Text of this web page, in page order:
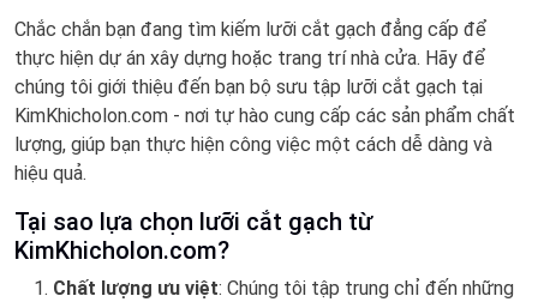
Chắc chắn bạn đang tìm kiếm lưỡi cắt gạch đẳng cấp để
thực hiện dự án xây dựng hoặc trang trí nhà cửa. Hãy để
chúng tôi giới thiệu đến bạn bộ sưu tập lưỡi cắt gạch tại
KimKhicholon.com - nơi tự hào cung cấp các sản phẩm chất
lượng, giúp bạn thực hiện công việc một cách dễ dàng và
hiệu quả.
Tại sao lựa chọn lưỡi cắt gạch từ
KimKhicholon.com?
Chất lượng ưu việt: Chúng tôi tập trung chỉ đến những